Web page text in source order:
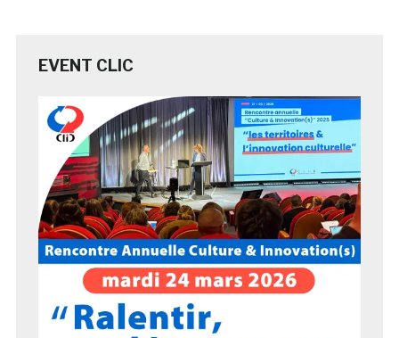
EVENT CLIC